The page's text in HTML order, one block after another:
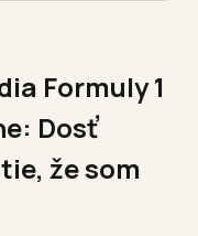
Formuly 1
Dosť
že som